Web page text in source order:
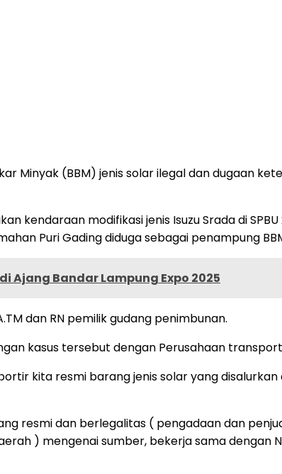
Minyak (BBM) jenis solar ilegal dan dugaan
modifikasi jenis Isuzu Srada di SPBU
Puri Gading diduga sebagai penampung
Ajang Bandar Lampung Expo 2025
dan RN pemilik gudang penimbunan.
kasus tersebut dengan Perusahaan
kita resmi barang jenis solar yang disalurkan
resmi dan berlegalitas ( pengadaan dan
) mengenai sumber, bekerja sama dengan